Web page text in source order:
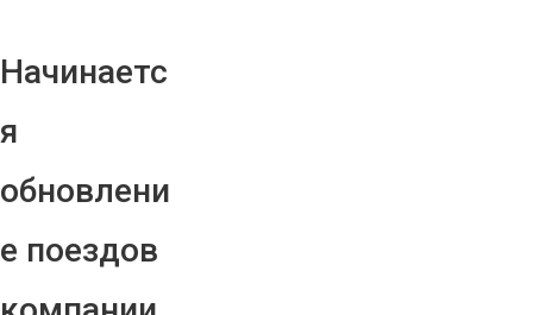
Начинаетс
я
обновлени
е поездов